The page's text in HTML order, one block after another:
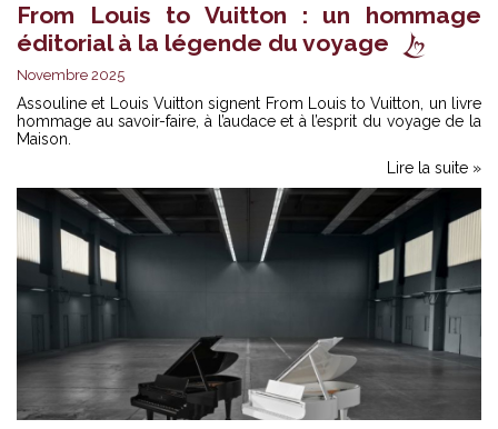
From Louis to Vuitton : un hommage
éditorial à la légende du voyage
Novembre 2025
Assouline et Louis Vuitton signent From Louis to Vuitton, un livre
hommage au savoir-faire, à l’audace et à l’esprit du voyage de la
Maison.
Lire la suite »